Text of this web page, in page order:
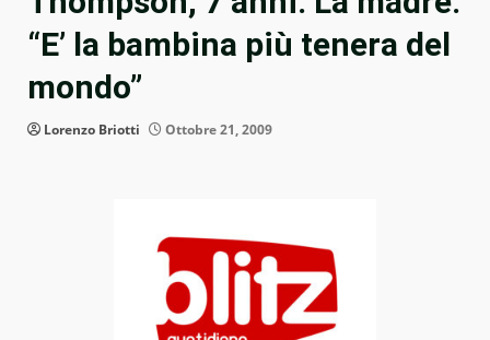
“E’ la bambina più tenera del
mondo”
Lorenzo Briotti Ottobre 21, 2009